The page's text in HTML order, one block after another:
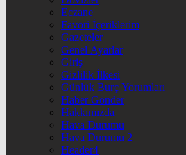
Eczane
Favori İçeriklerim
Gazeteler
Genel Ayarlar
Giriş
Gizlilik İlkesi
Günlük Burç Yorumları
Haber Gönder
Hakkımızda
Hava Durumu
Hava Durumu 2
Header4